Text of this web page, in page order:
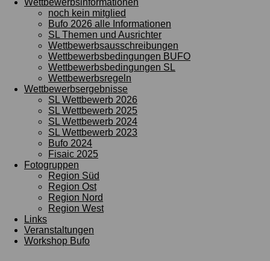
Wettbewerbsinformationen
noch kein mitglied
Bufo 2026 alle Informationen
SL Themen und Ausrichter
Wettbewerbsausschreibungen
Wettbewerbsbedingungen BUFO
Wettbewerbsbedingungen SL
Wettbewerbsregeln
Wettbewerbsergebnisse
SL Wettbewerb 2026
SL Wettbewerb 2025
SL Wettbewerb 2024
SL Wettbewerb 2023
Bufo 2024
Fisaic 2025
Fotogruppen
Region Süd
Region Ost
Region Nord
Region West
Links
Veranstaltungen
Workshop Bufo